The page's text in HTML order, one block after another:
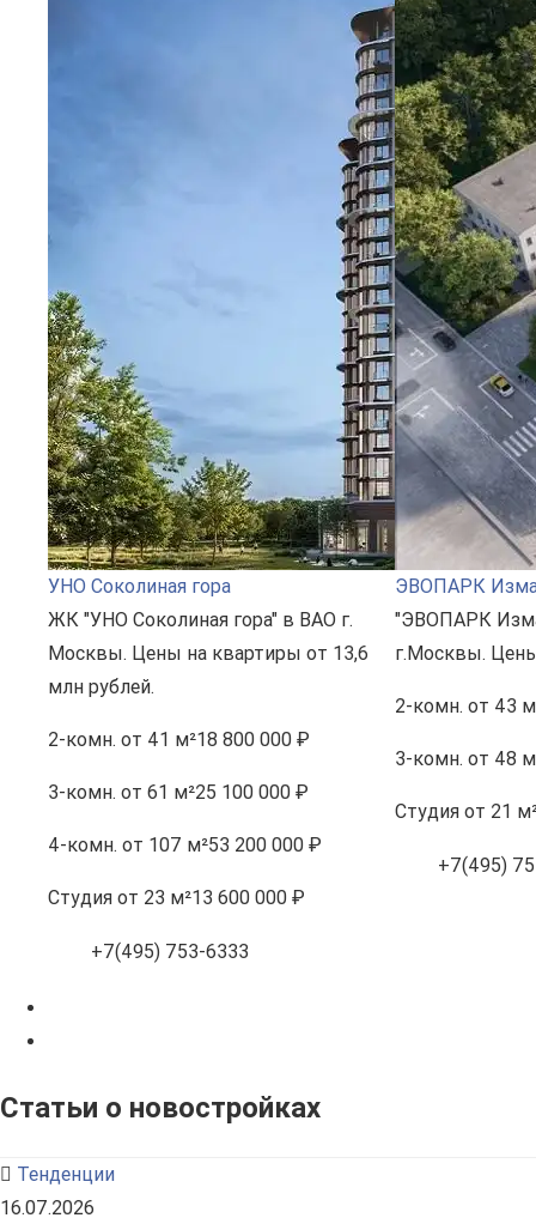
УНО Соколиная гора
ЖК "УНО Соколиная гора" в ВАО г.
Москвы. Цены на квартиры от 13,6
млн рублей.
2-комн. от 41 м²18 800 000 ₽
3-комн. от 61 м²25 100 000 ₽
4-комн. от 107 м²53 200 000 ₽
Студия от 23 м²13 600 000 ₽
+7(495) 753-6333
ЭВОПАРК
"ЭВОПАРК
г.Москвы.
2-комн. от 43
3-комн. от 48
Студия от 21
+7(495)
Статьи о новостройках
Тенденции
16.07.2026